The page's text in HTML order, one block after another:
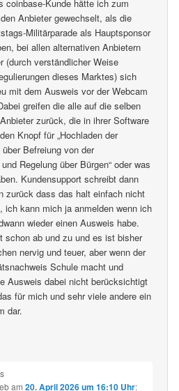
coinbase-Kunde hätte ich zum
Anbieter gewechselt, als die
Militärparade als Hauptsponsor
bei allen alternativen Anbietern
(durch verständlicher Weise
dieses Marktes) sich
mit dem Ausweis vor der Webcam
greifen die alle auf die selben
zurück, die in ihrer Software
Knopf für „Hochladen der
Befreiung von der
Regelung über Bürgen“ oder was
Kundensupport schreibt dann
zurück dass das halt einfach nicht
ich kann mich ja anmelden wenn ich
wieder einen Ausweis habe.
schon ab und zu und es ist bisher
nervig und teuer, aber wenn der
Schule macht und
Ausweis dabei nicht berücksichtigt
für mich und sehr viele andere ein
dar.
am 20. April 2026 um 16:10 Uhr: